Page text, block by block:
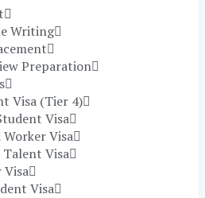
Writing
Preparation
Visa (Tier 4)
Visa
Worker Visa
Talent Visa
Visa